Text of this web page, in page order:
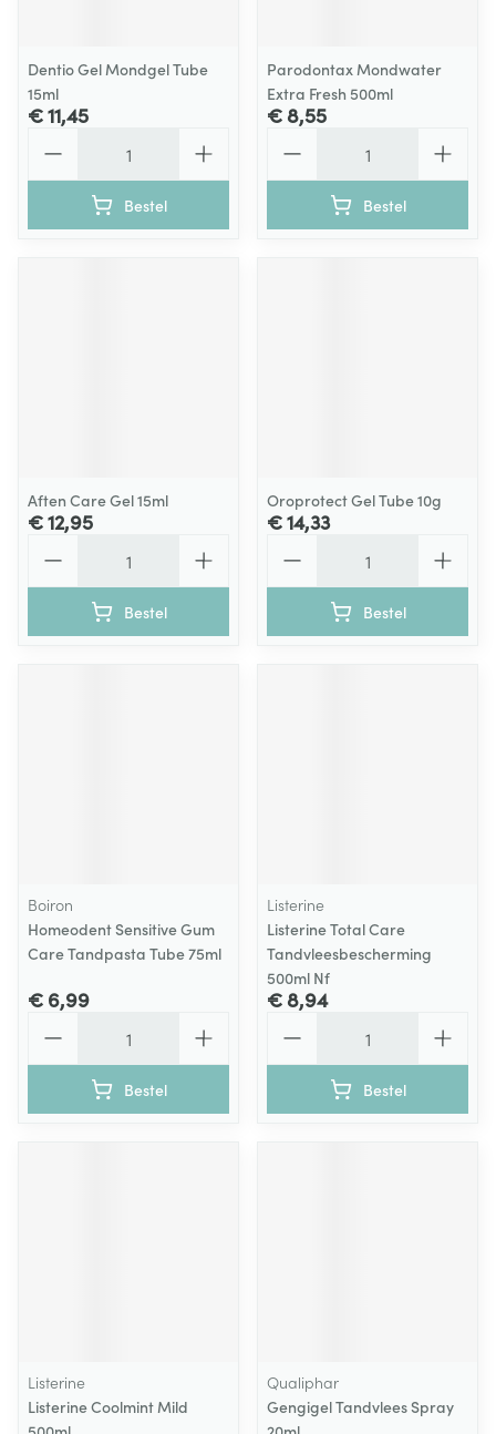
Dentio Gel Mondgel Tube
15ml
€ 11,45
Bestel
Parodontax Mondwater
Extra Fresh 500ml
€ 8,55
Bestel
Aften Care Gel 15ml
€ 12,95
Bestel
Oroprotect Gel Tube 10g
€ 14,33
Bestel
Boiron
Homeodent Sensitive Gum
Care Tandpasta Tube 75ml
€ 6,99
Bestel
Listerine
Listerine Total Care
Tandvleesbescherming
500ml Nf
€ 8,94
Bestel
Listerine
Listerine Coolmint Mild
Qualiphar
Gengigel Tandvlees Spray